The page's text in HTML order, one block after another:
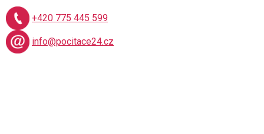
+420 775 445 599
info@pocitace24.cz